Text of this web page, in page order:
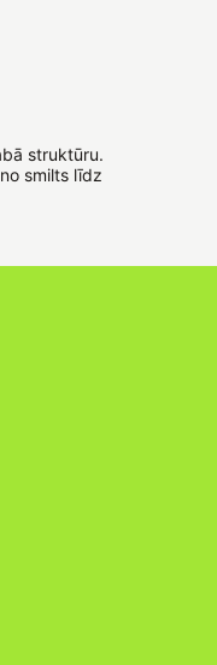
struktūru.
smilts līdz